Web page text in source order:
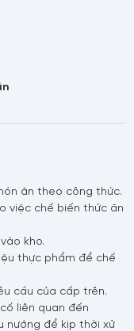
ăn theo công thức.
việc chế biến thức ăn
kho.
thực phẩm để chế
cầu của cấp trên.
liên quan đến
nướng để kịp thời xử